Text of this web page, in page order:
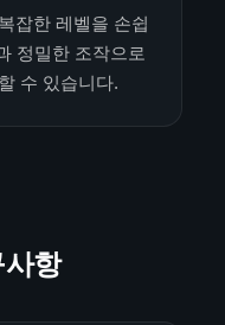
잡한 레벨을 손쉽
정밀한 조작으로
수 있습니다.
항